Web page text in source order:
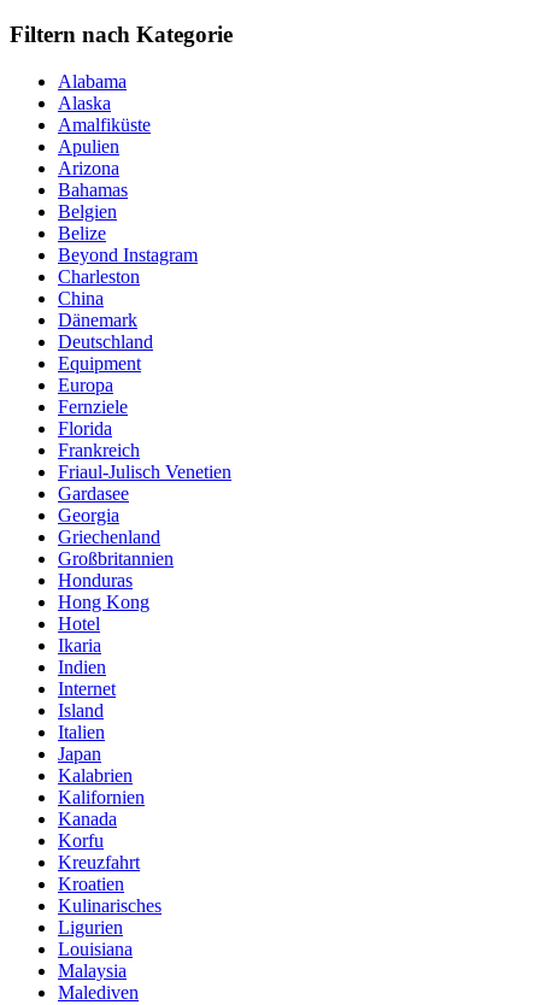
Filtern nach Kategorie
Alabama
Alaska
Amalfiküste
Apulien
Arizona
Bahamas
Belgien
Belize
Beyond Instagram
Charleston
China
Dänemark
Deutschland
Equipment
Europa
Fernziele
Florida
Frankreich
Friaul-Julisch Venetien
Gardasee
Georgia
Griechenland
Großbritannien
Honduras
Hong Kong
Hotel
Ikaria
Indien
Internet
Island
Italien
Japan
Kalabrien
Kalifornien
Kanada
Korfu
Kreuzfahrt
Kroatien
Kulinarisches
Ligurien
Louisiana
Malaysia
Malediven